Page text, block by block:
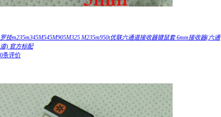
罗技m235m345M545M905M325 M235m950t优联六通道接收器键鼠套 6mm接收器(六通
道) 官方标配
0条评价